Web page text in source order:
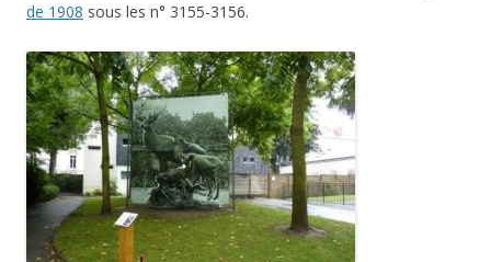
de 1908 sous les n° 3155-3156.